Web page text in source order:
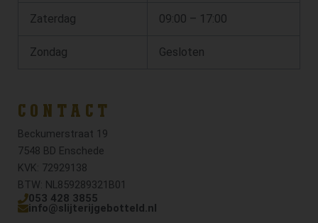
Zaterdag 09:00 – 17:00
Zondag Gesloten
CONTACT
Beckumerstraat 19
7548 BD Enschede
KVK: 72929138
BTW: NL859289321B01
053 428 3855
info@slijterijgebotteld.nl